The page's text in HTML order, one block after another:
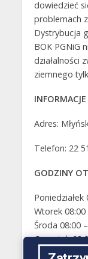
dowiedzieć
problemach
Dystrybucja
BOK PGNiG
działalności
ziemnego
Adres:
Telefon: 22
GODZINY
Poniedziałek
Wtorek 08:00
Środa 08:00
Czwartek
Piątek 08:00